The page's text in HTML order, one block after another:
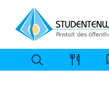
Inhalt
springen